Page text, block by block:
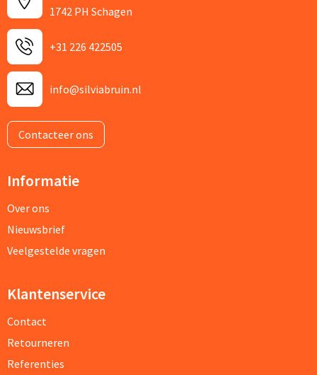
1742 PH Schagen
+31 226 422505
info@silviabruin.nl
Contacteer ons
Informatie
Over ons
Nieuwsbrief
Veelgestelde vragen
Klantenservice
Contact
Retourneren
Referenties